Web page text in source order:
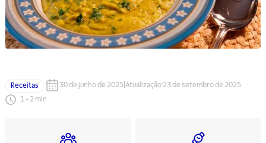
Receitas 30 de junho de 2025 Atualização:23 de setembro de 2025
1- 2 min